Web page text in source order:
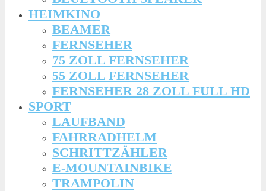
HEIMKINO
BEAMER
FERNSEHER
75 ZOLL FERNSEHER
55 ZOLL FERNSEHER
FERNSEHER 28 ZOLL FULL HD
SPORT
LAUFBAND
FAHRRADHELM
SCHRITTZÄHLER
E-MOUNTAINBIKE
TRAMPOLIN